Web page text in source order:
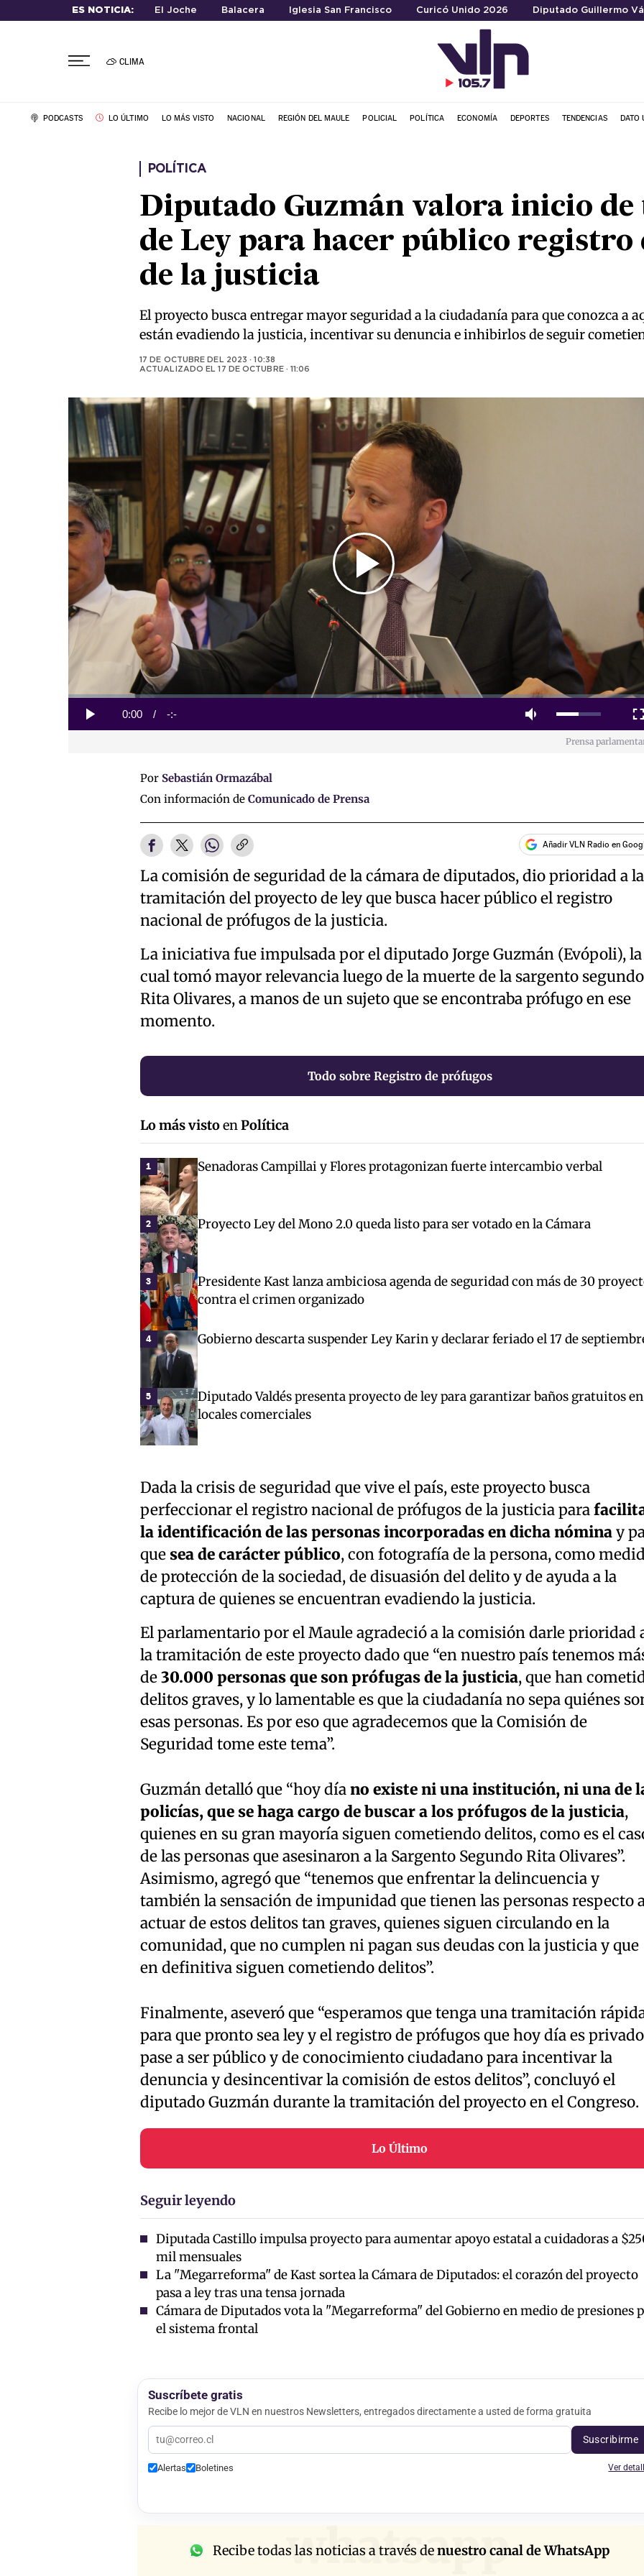
ES NOTICIA: El Joche Balacera Iglesia San Francisco Curicó Unido 2026 Diputado Guillermo
CLIMA
PODCASTS LO ÚLTIMO LO MÁS VISTO NACIONAL REGIÓN DEL MAULE POLICIAL POLÍTICA ECONOMÍA DEPORTES TENDENCIAS DATO
POLÍTICA
Diputado Guzmán valora inicio
de Ley para hacer público registro
de la justicia
El proyecto busca entregar mayor seguridad a la ciudadanía para que conozca a
están evadiendo la justicia, incentivar su denuncia e inhibirlos de seguir
17 DE OCTUBRE DEL 2023 · 10:38
ACTUALIZADO EL17 DE OCTUBRE · 11:06
Play
Video
Play Mute
Current
0:00 / Duration
-:-
Loaded:
Prensa
Por Sebastián Ormazábal
Con información de Comunicado de Prensa
Añadir VLN Radio en
La comisión de seguridad de la cámara de diputados, dio prioridad a la
tramitación del proyecto de ley que busca hacer público el registro
nacional de prófugos de la justicia.
La iniciativa fue impulsada por el diputado Jorge Guzmán (Evópoli), la
cual tomó mayor relevancia luego de la muerte de la sargento segundo
Rita Olivares, a manos de un sujeto que se encontraba prófugo en ese
momento.
Todo sobre Registro de prófugos
Lo más vistoenPolítica
1 Senadoras Campillai y Flores protagonizan fuerte intercambio verbal
2 Proyecto Ley del Mono 2.0 queda listo para ser votado en la Cámara
3
Presidente Kast lanza ambiciosa agenda de seguridad con más de 30
contra el crimen organizado
4 Gobierno descarta suspender Ley Karin y declarar feriado el 17 de
5
Diputado Valdés presenta proyecto de ley para garantizar baños gratuitos en
locales comerciales
Dada la crisis de seguridad que vive el país, este proyecto busca
perfeccionar el registro nacional de prófugos de la justicia para
la identificación de las personas incorporadas en dicha nóminay
que sea de carácter público, con fotografía de la persona, como
de protección de la sociedad, de disuasión del delito y de ayuda a la
captura de quienes se encuentran evadiendo la justicia.
El parlamentario por el Maule agradeció a la comisión darle prioridad
la tramitación de este proyecto dado que “en nuestro país tenemos
de30.000 personas que son prófugas de la justicia, que han
delitos graves, y lo lamentable es que la ciudadanía no sepa quiénes
esas personas. Es por eso que agradecemos que la Comisión de
Seguridad tome este tema”.
Guzmán detalló que “hoy díano existe ni una institución, ni una de
policías, que se haga cargo de buscar a los prófugos de la justicia,
quienes en su gran mayoría siguen cometiendo delitos, como es el
de las personas que asesinaron a la Sargento Segundo Rita Olivares”.
Asimismo, agregó que “tenemos que enfrentar la delincuencia y
también la sensación de impunidad que tienen las personas respecto
actuar de estos delitos tan graves, quienes siguen circulando en la
comunidad, que no cumplen ni pagan sus deudas con la justicia y que
en definitiva siguen cometiendo delitos”.
Finalmente, aseveró que “esperamos que tenga una tramitación
para que pronto sea ley y el registro de prófugos que hoy día es
pase a ser público y de conocimiento ciudadano para incentivar la
denuncia y desincentivar la comisión de estos delitos”, concluyó el
diputado Guzmán durante la tramitación del proyecto en el Congreso.
Lo Último
Seguir leyendo
Diputada Castillo impulsa proyecto para aumentar apoyo estatal a cuidadoras a
mil mensuales
La "Megarreforma" de Kast sortea la Cámara de Diputados: el corazón del proyecto
pasa a ley tras una tensa jornada
Cámara de Diputados vota la "Megarreforma" del Gobierno en medio de presiones
el sistema frontal
Suscríbete gratis
Recibe lo mejor de VLN en nuestros Newsletters, entregados directamente a usted de forma gratuita
Suscribirme
Alertas Boletines Ver
whatsapp
Recibe todas las noticias a través denuestro canal de WhatsApp